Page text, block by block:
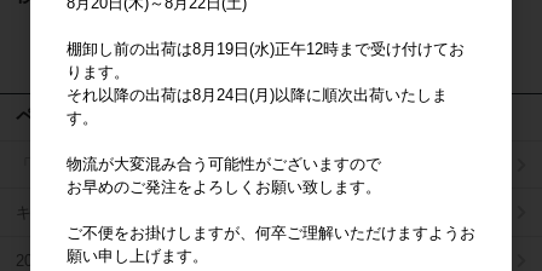
検索
ページメニュー
「掛け払い決済」のご案内
キャラジャン
2025年秋冬商品リスト
棚卸し前の出荷は8月19日(水)正午12時まで受け付けてお
ります。
それ以降の出荷は8月24日(月)以降に順次出荷いたしま
す。
物流が大変混み合う可能性がございますので
お早めのご発注をよろしくお願い致します。
ご不便をお掛けしますが、何卒ご理解いただけますようお
願い申し上げます。